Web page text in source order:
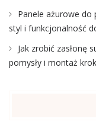
Panele ażurowe do
styl i funkcjonalność
Jak zrobić zasłonę
pomysły i montaż